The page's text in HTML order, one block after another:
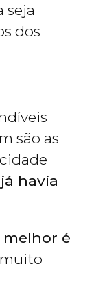
seja
dos
são as
havia
melhor é